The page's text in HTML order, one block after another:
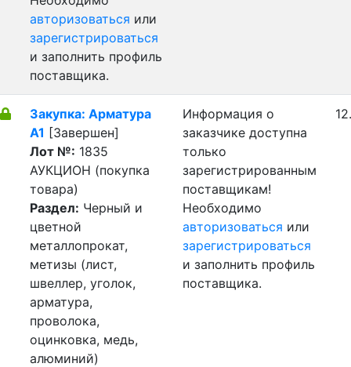
авторизоваться или
зарегистрироваться
и заполнить профиль
поставщика.
Закупка: Арматура
А1 [Завершен]
Лот №: 1835
АУКЦИОН (покупка
товара)
Раздел: Черный и
цветной
металлопрокат,
метизы (лист,
швеллер, уголок,
арматура,
проволока,
оцинковка, медь,
алюминий)
Информация о
заказчике доступна
только
зарегистрированным
поставщикам!
Необходимо
авторизоваться или
зарегистрироваться
и заполнить профиль
поставщика.